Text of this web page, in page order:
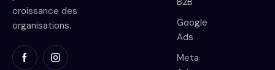
croissance des
organisations.
Google
Ads
Meta